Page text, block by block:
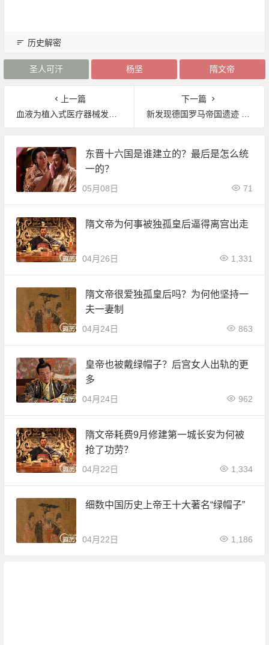
历史解密
圣人可汗 杨坚 隋文帝
上一篇
血液为植入式医疗器械发电 无须外部电源
下一篇
新发现德国罗马帝国遗迹 正在挖掘中
东晋十六国是谁建立的？最后是怎么统
一的？
05月08日 71
隋文帝为何事被独孤皇后逼得离宫出走
04月26日 1,331
隋文帝很爱独孤皇后吗？为何他坚持一
夫一妻制
04月24日 863
皇帝也被戴绿帽子？后宫女人出轨的更
多
04月24日 962
隋文帝耗费9月修建第一城长安为何被
抢了功劳？
04月22日 1,334
细数中国历史上帝王十大著名“绿帽子”
04月22日 1,186